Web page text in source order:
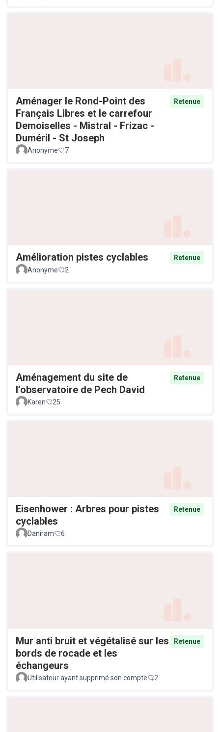
Aménager le Rond-Point des
Français Libres et le carrefour
Demoiselles - Mistral - Frizac -
Duméril - St Joseph
Retenue
Anonyme 7
Amélioration pistes cyclables
Retenue
Anonyme
2
Aménagement du site de
l’observatoire de Pech David
Retenue
Karen 25
Eisenhower : Arbres pour pistes
cyclables
Retenue
Daniram 6
Mur anti bruit et végétalisé sur les
bords de rocade et les
échangeurs
Retenue
Utilisateur ayant supprimé son compte 2